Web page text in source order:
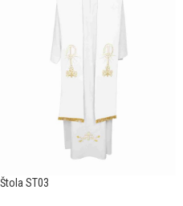
Štola ST03